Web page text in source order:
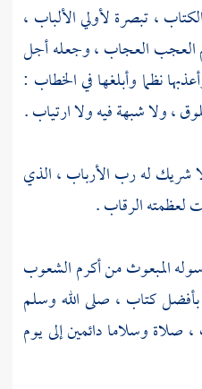
، تبصرة لأولي الألباب ،
العجب العجاب ، وجعله أجل
نظما وأبلغها في الخطاب :
، ولا شبهة فيه ولا ارتياب .
شريك له رب الأرباب ، الذي
الرقاب .
المبعوث من أكرم الشعوب
كتاب ، صلى الله وسلم
صلاة وسلاما دائمين إلى يوم